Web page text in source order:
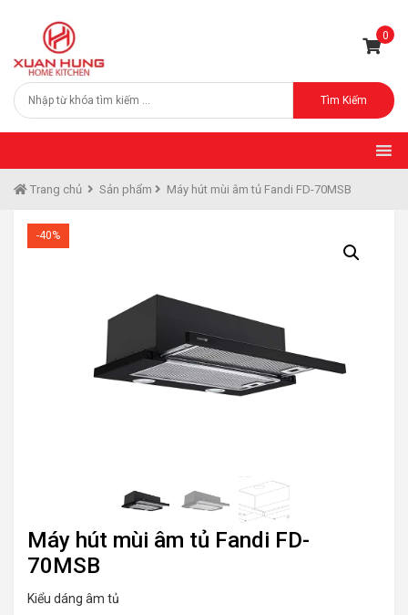
0
Tìm Kiếm
Trang chủ Sản phẩm Máy hút mùi âm tủ Fandi FD-70MSB
-40%
Máy hút mùi âm tủ Fandi FD-
70MSB
Kiểu dáng âm tủ